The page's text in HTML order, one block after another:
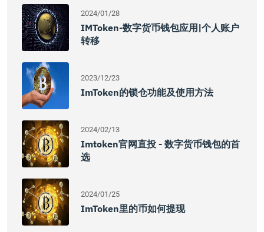
2024/01/28
IMToken-数字货币钱包应用|个人账户
转移
2023/12/23
ImToken的锁仓功能及使用方法
2024/02/13
Imtoken官网直投 - 数字货币钱包的首
选
2024/01/25
ImToken里的币如何提现